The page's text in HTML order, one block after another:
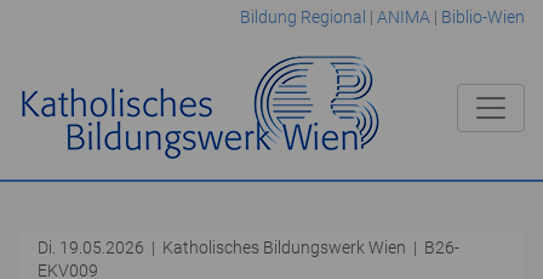
Bildung Regional | ANIMA | Biblio-Wien
Di. 19.05.2026 | Katholisches Bildungswerk Wien | B26-
EKV009